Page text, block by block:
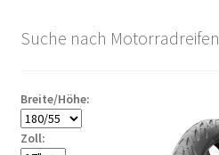
Suche nach Motorradreifen
Breite/Höhe:
Zoll: